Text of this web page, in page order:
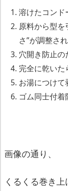
溶けたコンド
原料から型を
さ”が調整さ
穴開き防止
完全に乾いた
お湯につけて
ゴム同士付
画像の通り、
くるくる巻き